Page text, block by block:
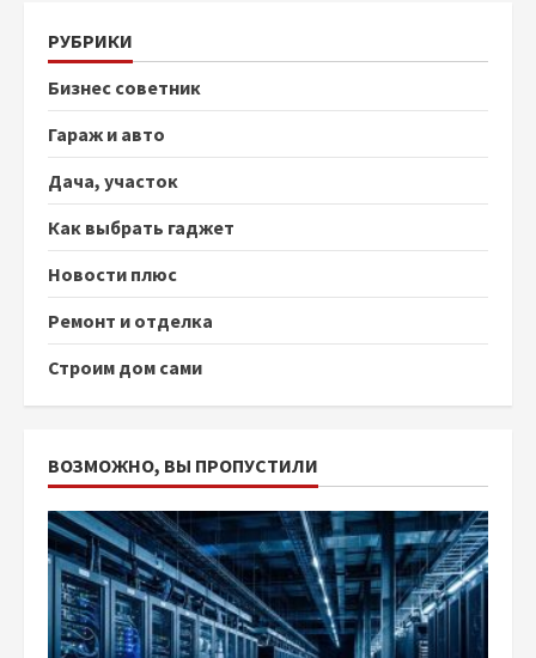
РУБРИКИ
Бизнес советник
Гараж и авто
Дача, участок
Как выбрать гаджет
Новости плюс
Ремонт и отделка
Строим дом сами
ВОЗМОЖНО, ВЫ ПРОПУСТИЛИ